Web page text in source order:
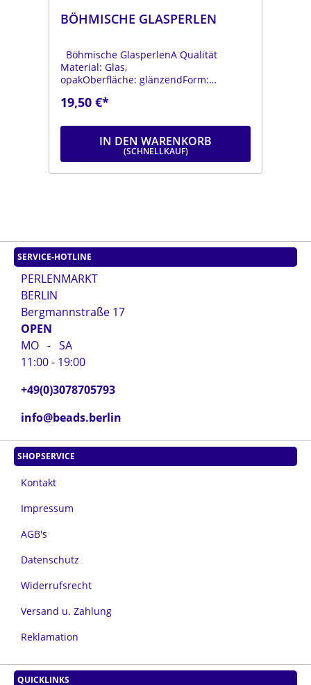
BÖHMISCHE GLASPERLEN
Böhmische GlasperlenA Qualität
Material: Glas,
opakOberfläche: glänzendForm:
moosgrünDurchmesser: ca. 6 mmLänge:
19,50 €*
IN DEN WARENKORB
SERVICE-HOTLINE
PERLENMARKT
BERLIN
Bergmannstraße 17
OPEN
MO - SA
11:00 - 19:00
+49(0)3078705793
info@beads.berlin
SHOPSERVICE
Kontakt
Impressum
AGB's
Datenschutz
Widerrufsrecht
Versand u. Zahlung
Reklamation
QUICKLINKS